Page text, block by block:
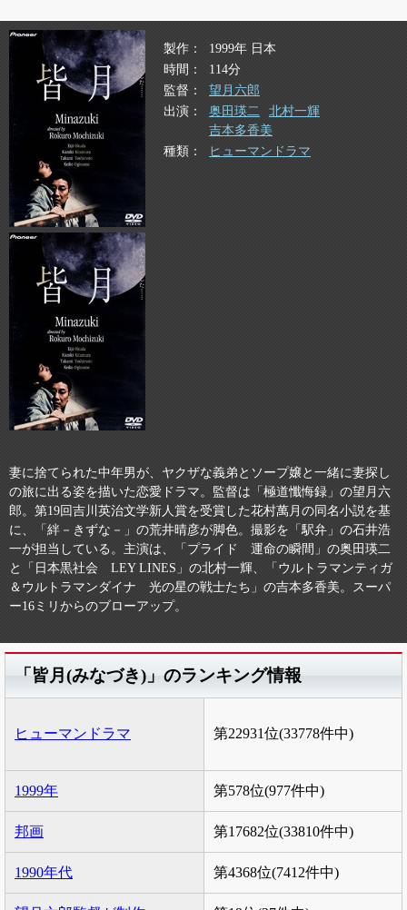
製作
1999年 日本
時間
114分
監督
望月六郎
出演
奥田瑛二
北村一輝
吉本多香美
種類
ヒューマンドラマ
妻に捨てられた中年男が、ヤクザな義弟とソープ嬢と一緒に妻探し
の旅に出る姿を描いた恋愛ドラマ。監督は「極道懺悔録」の望月六
郎。第19回吉川英治文学新人賞を受賞した花村萬月の同名小説を基
に、「絆－きずな－」の荒井晴彦が脚色。撮影を「駅弁」の石井浩
一が担当している。主演は、「プライド 運命の瞬間」の奥田瑛二
と「日本黒社会 LEY LINES」の北村一輝、「ウルトラマンティガ
＆ウルトラマンダイナ 光の星の戦士たち」の吉本多香美。スーパ
ー16ミリからのブローアップ。
「皆月(みなづき)」のランキング情報
ヒューマンドラマ 第22931位(33778件中)
1999年 第578位(977件中)
邦画 第17682位(33810件中)
1990年代 第4368位(7412件中)